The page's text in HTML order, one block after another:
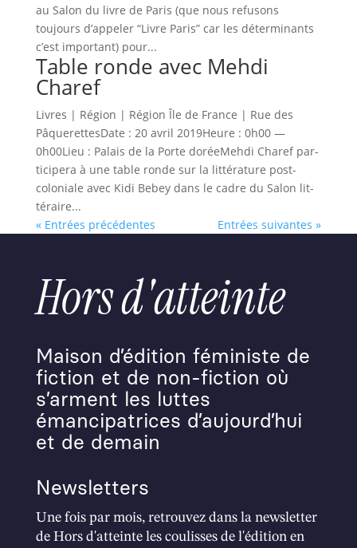
au Salon du livre de Paris (que nous refusons
toujours d’appeler “Livre Paris” car les déterminants
c’est important) pour...
Table ronde avec Mehdi
Charef
Livres | Région | Région Île de France | Rue des
PâquerettesDate : 20 avril 2019Heure : 0h00 —
0h00Lieu : Palais de la Porte doréeMeh­di Charef par­
ticipera à une table ronde sur la lit­téra­ture post-
colo­niale avec Kidi Bebey dans le cadre du Salon lit­
téraire...
« Entrées précédentes
Entrées suivantes »
Hors d'atteinte
Maison d’édition féministe de
fiction et de non-fiction où
s’arment les luttes
émancipatrices d’aujourd’hui
et de demain
Newsletters
Une fois par mois, retrouvez dans la newsletter
de Hors d'atteinte les coulisses de l'édition en